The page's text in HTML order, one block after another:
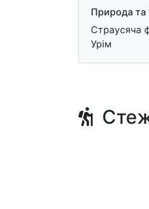
Природа та
Страусяча
Урім